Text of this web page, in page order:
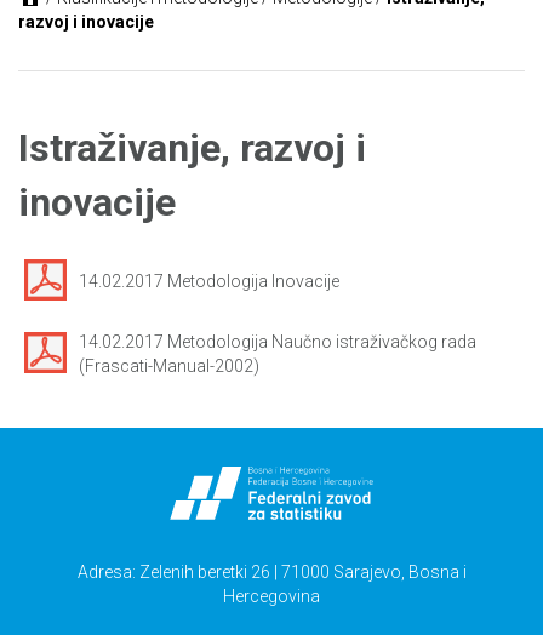
razvoj i inovacije
Istraživanje, razvoj i
inovacije
14.02.2017 Metodologija Inovacije
14.02.2017 Metodologija Naučno istraživačkog rada
(Frascati-Manual-2002)
Adresa: Zelenih beretki 26 | 71000 Sarajevo, Bosna i
Hercegovina